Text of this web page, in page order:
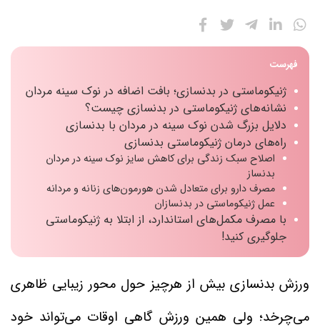
فهرست
ژنیکوماستی در بدنسازی؛ بافت اضافه در نوک سینه مردان
نشانه‌های ژنیکوماستی در بدنسازی چیست؟
دلایل بزرگ شدن نوک سینه در مردان با بدنسازی
راه‌های درمان ژنیکوماستی بدنسازی
اصلاح سبک زندگی برای کاهش سایز نوک سینه در مردان
بدنساز
مصرف دارو برای متعادل شدن هورمون‌های زنانه و مردانه
عمل ژنیکوماستی در بدنسازان
با مصرف مکمل‌های استاندارد، از ابتلا به ژنیکوماستی
جلوگیری کنید!
ورزش بدنسازی بیش از هرچیز حول محور زیبایی ظاهری
می‌چرخد؛ ولی همین ورزش گاهی اوقات می‌تواند خود